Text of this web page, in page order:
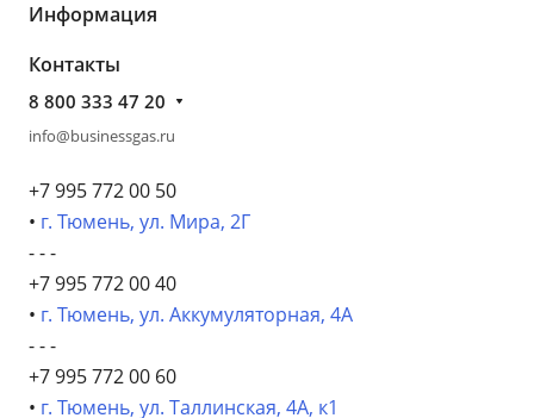
Информация
Контакты
8 800 333 47 20
info@businessgas.ru
+7 995 772 00 50
• г. Тюмень, ул. Мира, 2Г
- - -
+7 995 772 00 40
• г. Тюмень, ул. Аккумуляторная, 4А
- - -
+7 995 772 00 60
• г. Тюмень, ул. Таллинская, 4А, к1